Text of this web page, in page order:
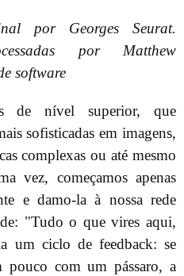
por Georges Seurat.
por Matthew
software
de nível superior, que
sofisticadas em imagens,
complexas ou até mesmo
vez, começamos apenas
e damo-la à nossa rede
"Tudo o que vires aqui,
um ciclo de feedback: se
pouco com um pássaro, a